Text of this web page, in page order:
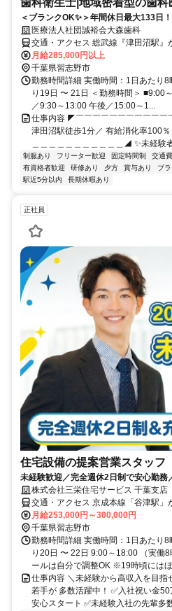
＜ブランクOK✨＞年間休日最大133日
医療法人社団誠裕会大森歯科
交通・アクセス 総武線『津田沼駅』
月給285,000円以上
千葉県習志野市
勤務時間詳細 実働時間：1日あたり
り19日 〜 21日 ＜勤務時間＞ ■9:00
／9:30～13:00 午後／15:00～1...
仕事内容 ◤￣￣￣￣￣￣￣￣￣￣￣
津田沼駅徒歩1分／ 有給消化率100％
＿＿＿＿＿＿＿＿＿＿＿◢ ✨未経験
制服あり フリーター歓迎 固定時間制 交通
有資格者歓迎
研修あり 夕方 賞与あり ブ
駅近5分以内
長期休暇あり
正社員
住宅設備の提案営業スタッフ
未経験歓迎／完全週休2日制で安心勤務
株式会社三栄住宅サービス 千葉支店
交通・アクセス 京成本線「谷津駅」
月給253,000円～300,000円
千葉県習志野市
勤務時間詳細 実働時間：1日あたり
り20日 〜 22日 9:00～18:00 （実働
ールは自分で調整OK ※19時頃には
仕事内容 ＼未経験から高収入を目指
若手が 多数活躍中！ ✅入社祝い金
安心スタート ✅未経験入社の先輩多